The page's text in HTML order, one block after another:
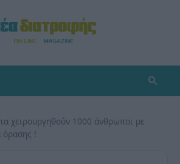
χειρουργηθούν 1000 άνθρωποι με
!